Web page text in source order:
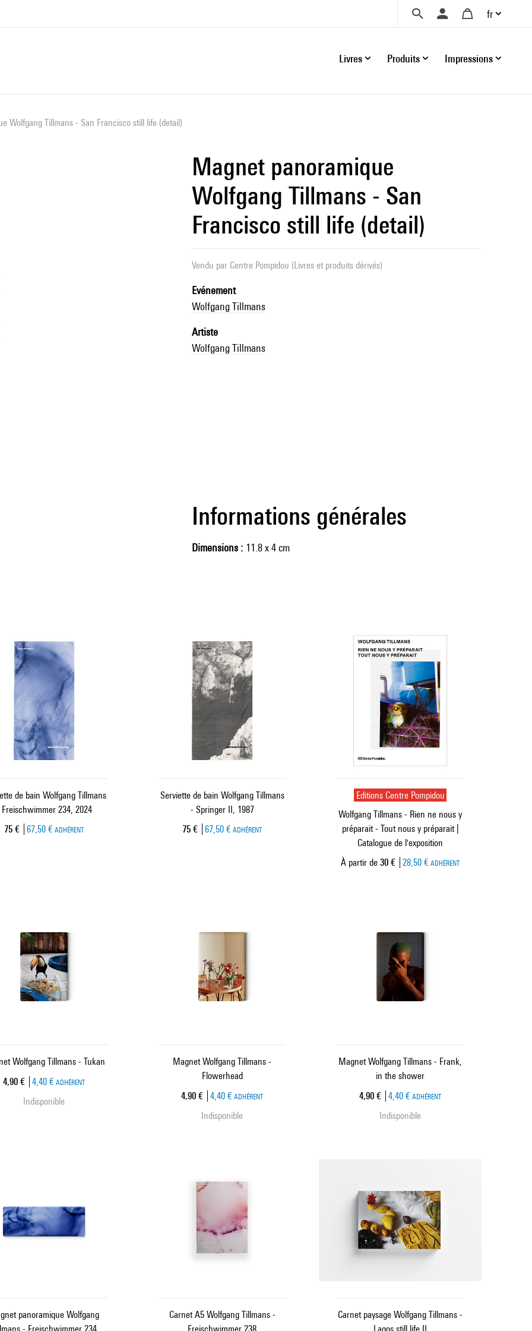
fr
Livres Produits Impressions
Wolfgang Tillmans - San Francisco still life (detail)
Magnet panoramique
Wolfgang Tillmans - San
Francisco still life (detail)
Vendu par Centre Pompidou (Livres et produits dérivés)
Evénement
Wolfgang Tillmans
Artiste
Wolfgang Tillmans
Informations générales
Dimensions 11.8 x 4 cm
de bain Wolfgang Tillmans
234, 2024
Prix ​​actuel
75 € 67,50 € ADHÉRENT
Serviette de bain Wolfgang Tillmans
- Springer II, 1987
Prix ​​actuel
75 € 67,50 € ADHÉRENT
Editions Centre Pompidou
Wolfgang Tillmans - Rien ne nous y
préparait - Tout nous y préparait |
Catalogue de l'exposition
À partir de Prix ​​actuel
30 € 28,50 € ADHÉRENT
Wolfgang Tillmans - Tukan
Prix ​​actuel
4,90 € 4,40 € ADHÉRENT
Indisponible
Magnet Wolfgang Tillmans -
Flowerhead
Prix ​​actuel
4,90 € 4,40 € ADHÉRENT
Indisponible
Magnet Wolfgang Tillmans - Frank,
in the shower
Prix ​​actuel
4,90 € 4,40 € ADHÉRENT
Indisponible
panoramique Wolfgang
Carnet A5 Wolfgang Tillmans -
Carnet paysage Wolfgang Tillmans -